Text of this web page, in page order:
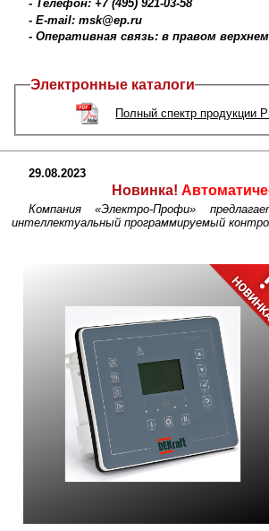
- Телефон: +7 (495) 921-03-58
- E-mail: msk@ep.ru
- Оперативная связь: в правом
Электронные каталоги
Полный спектр продукции
29.08.2023
Новинка!
Компания «Электро-Профи»
интеллектуальный программируемый